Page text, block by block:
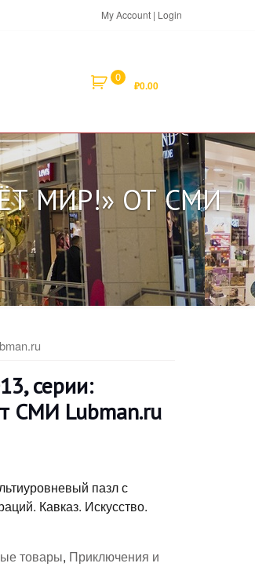
My Account | Login
0
₽0.00
МИР!» ОТ СМИ
серии:
СМИ Lubman.ru
пазл с
Кавказ. Искусство.
товары, Приключения и